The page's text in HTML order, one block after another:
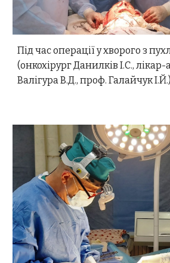
Під час операції у хворого з
(онкохірург Данилків І.С., лікар-
Валігура В.Д., проф. Галайчук І.Й.)